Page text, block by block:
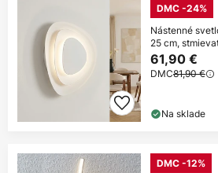
DMC -24%
Nástenné
25 cm,
61,90 €
DMC81,90 €
Na sklade
DMC -12%